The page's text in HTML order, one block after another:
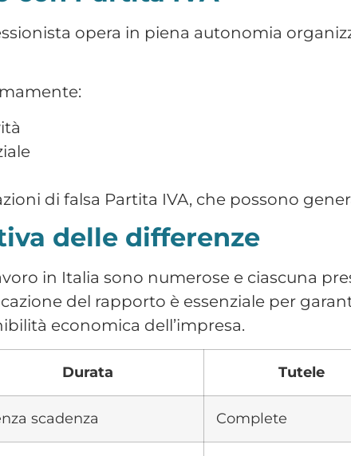
gestione del
le funzionalità, mostrandoti in tempo
e documenti, senza perdere tempo.